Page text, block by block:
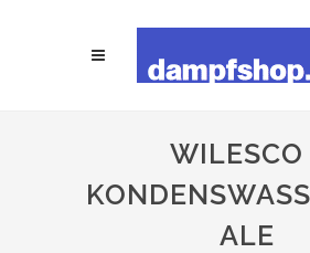
WILESCO
ALE